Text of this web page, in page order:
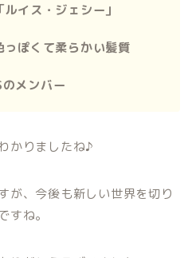
イス・ジェシー」
っぽくて柔らかい髪質
メンバー
かりましたね♪
が、今後も新しい世界を切り
すね。